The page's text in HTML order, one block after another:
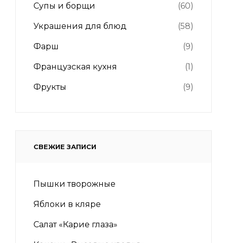
Супы и борщи (60)
Украшения для блюд (58)
Фарш (9)
Французская кухня (1)
Фрукты (9)
СВЕЖИЕ ЗАПИСИ
Пышки творожные
Яблоки в кляре
Салат «Карие глаза»